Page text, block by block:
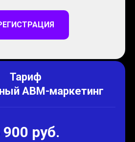
Тариф
АВМ-маркетинг
900 руб.